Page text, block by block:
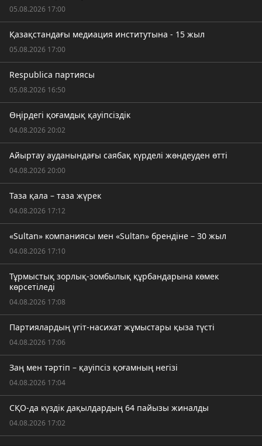
05.08.2026 17:00
Қазақстандағы медиация институтына - 15 жыл
05.08.2026 17:00
Respublica партиясы
05.08.2026 16:50
Өңірдегі қоғамдық қауіпсіздік
04.08.2026 20:02
Айыртау ауданындағы саябақ күрделі жөндеуден өтті
04.08.2026 20:00
Таза қала – таза жүрек
04.08.2026 17:12
«Sultan» компаниясы мен «Sultan» брендіне – 30 жыл
04.08.2026 17:10
Тұрмыстық зорлық-зомбылық құрбандарына көмек
көрсетіледі
04.08.2026 17:08
Партиялардың үгіт-насихат жұмыстары қыза түсті
04.08.2026 17:06
Заң мен тәртіп – қауіпсіз қоғамның негізі
04.08.2026 17:04
СҚО-да күздік дақылдардың 64 пайызы жиналды
04.08.2026 17:02